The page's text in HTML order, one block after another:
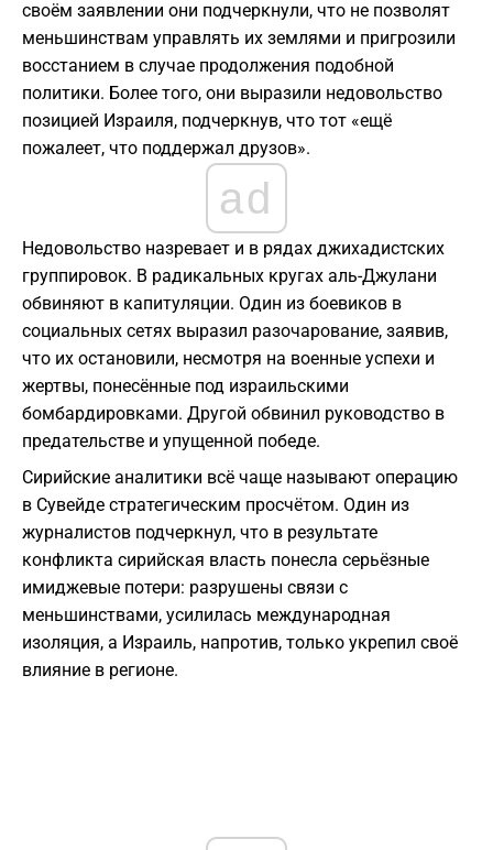
своём заявлении они подчеркнули, что не позволят
меньшинствам управлять их землями и пригрозили
восстанием в случае продолжения подобной
политики. Более того, они выразили недовольство
позицией Израиля, подчеркнув, что тот «ещё
пожалеет, что поддержал друзов».
ad
Недовольство назревает и в рядах джихадистских
группировок. В радикальных кругах аль-Джулани
обвиняют в капитуляции. Один из боевиков в
социальных сетях выразил разочарование, заявив,
что их остановили, несмотря на военные успехи и
жертвы, понесённые под израильскими
бомбардировками. Другой обвинил руководство в
предательстве и упущенной победе.
Сирийские аналитики всё чаще называют операцию
в Сувейде стратегическим просчётом. Один из
журналистов подчеркнул, что в результате
конфликта сирийская власть понесла серьёзные
имиджевые потери: разрушены связи с
меньшинствами, усилилась международная
изоляция, а Израиль, напротив, только укрепил своё
влияние в регионе.